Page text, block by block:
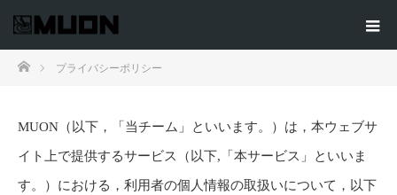
ホームプライバシーポリシー
MUON（以下，「当チーム」といいます。）は，本ウェブサ
イト上で提供するサービス（以下,「本サービス」といいま
す。）における，利用者の個人情報の取扱いについて，以下